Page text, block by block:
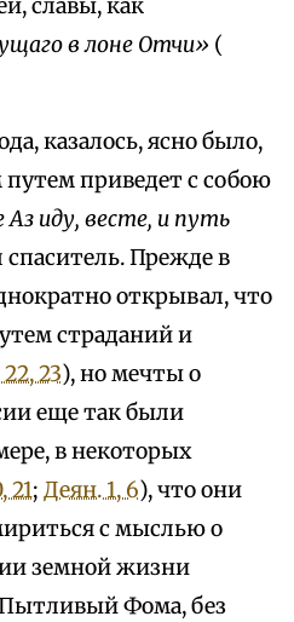
славы, как
в лоне Отчи» (
казалось, ясно было,
приведет с собою
иду, весте, и путь
Прежде в
открывал, что
страданий и
23), но мечты о
еще так были
в некоторых
21; Деян. 1, 6), что они
с мыслью о
земной жизни
Фома, без